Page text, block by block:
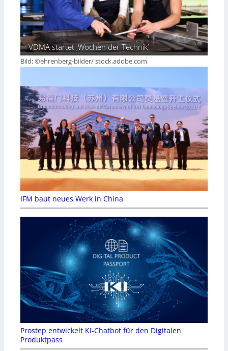
VDMA startet ‚Wochen der Technik‘
Bild: ©ehrenberg-bilder/ stock.adobe.com
IFM baut neues Werk in China
Prostep entwickelt KI-Chatbot für den Digitalen
Produktpass